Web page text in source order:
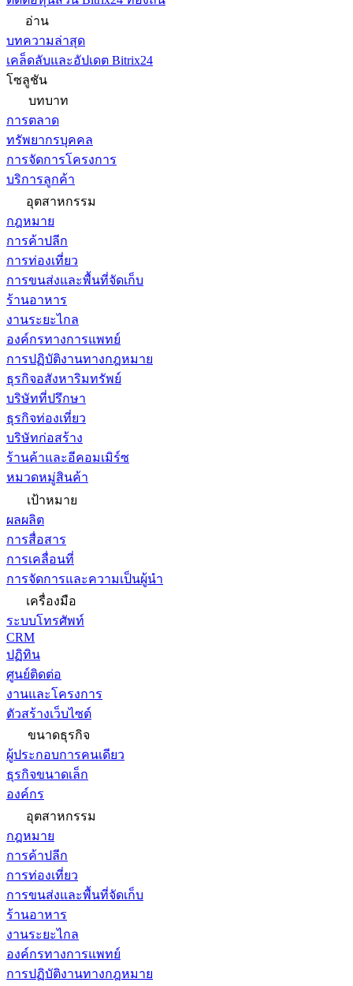
อ่าน
บทความล่าสุด
เคล็ดลับและอัปเดต Bitrix24
โซลูชัน
บทบาท
การตลาด
ทรัพยากรบุคคล
การจัดการโครงการ
บริการลูกค้า
อุตสาหกรรม
กฎหมาย
การค้าปลีก
การท่องเที่ยว
การขนส่งและพื้นที่จัดเก็บ
ร้านอาหาร
งานระยะไกล
องค์กรทางการแพทย์
การปฏิบัติงานทางกฎหมาย
ธุรกิจอสังหาริมทรัพย์
บริษัทที่ปรึกษา
ธุรกิจท่องเที่ยว
บริษัทก่อสร้าง
ร้านค้าและอีคอมเมิร์ซ
หมวดหมู่สินค้า
เป้าหมาย
ผลผลิต
การสื่อสาร
การเคลื่อนที่
การจัดการและความเป็นผู้นำ
เครื่องมือ
ระบบโทรศัพท์
CRM
ปฏิทิน
ศูนย์ติดต่อ
งานและโครงการ
ตัวสร้างเว็บไซต์
ขนาดธุรกิจ
ผู้ประกอบการคนเดียว
ธุรกิจขนาดเล็ก
องค์กร
อุตสาหกรรม
กฎหมาย
การค้าปลีก
การท่องเที่ยว
การขนส่งและพื้นที่จัดเก็บ
ร้านอาหาร
งานระยะไกล
องค์กรทางการแพทย์
การปฏิบัติงานทางกฎหมาย